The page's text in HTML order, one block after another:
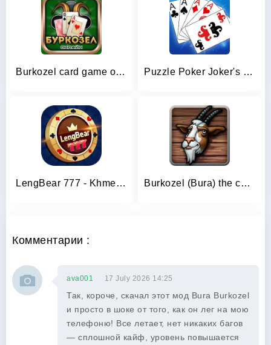
Burkozel card game online Puzzle Poker Joker's Wild
LengBear 777 - Khmer Games Burkozel (Bura) the card game
Комментарии :
ava001 17 July 2026 14:25
Так, короче, скачал этот мод Bura Burkozel
и просто в шоке от того, как он лег на мою
телефоню! Все летает, нет никаких багов
— сплошной кайф, уровень повышается